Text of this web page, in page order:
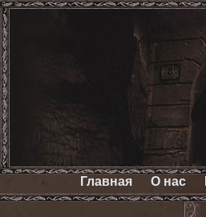
Главная О нас